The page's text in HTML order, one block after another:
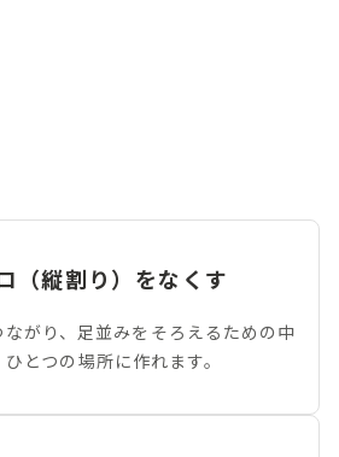
（縦割り）をなくす
がり、足並みをそろえるための中
とつの場所に作れます。